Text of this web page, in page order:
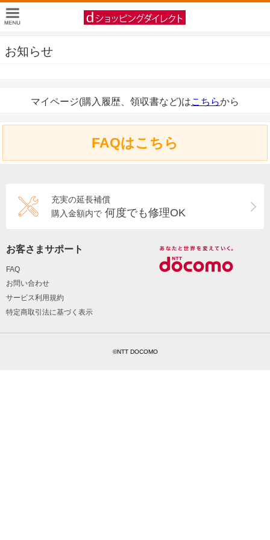
お知らせ
マイページ(購入履歴、領収書など)はこちらから
FAQはこちら
充実の延長補償
購入金額内で 何度でも修理OK
お客さまサポート
FAQ
お問い合わせ
サービス利用規約
特定商取引法に基づく表示
©NTT DOCOMO